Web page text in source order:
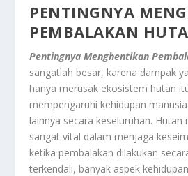
PENTINGNYA
PEMBALAKAN
Pentingnya Menghentikan
sangatlah besar, karena dampak
hanya merusak ekosistem hutan
mempengaruhi kehidupan
lainnya secara keseluruhan. Hutan
sangat vital dalam menjaga
ketika pembalakan dilakukan
terkendali, banyak aspek